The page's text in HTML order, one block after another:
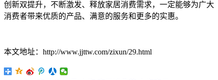
创新双提升，不断激发、释放家居消费需求，一定能够为广大
消费者带来优质的产品、满意的服务和更多的实惠。
本文地址：http://www.jjttw.com/zixun/29.html